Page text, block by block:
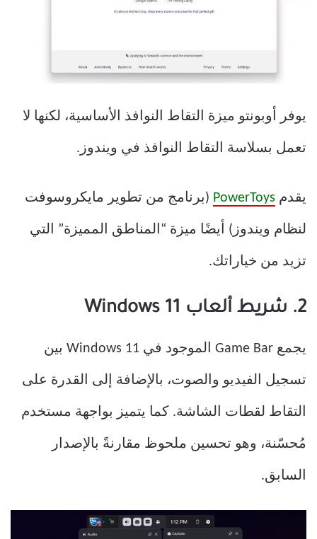
يوفر أوبونتو ميزة التقاط النوافذ الأساسية، لكنها لا
تعمل بسلاسة التقاط النوافذ في ويندوز.
يقدم PowerToys (برنامج من تطوير مايكروسوفت
لنظام ويندوز) أيضًا ميزة “المناطق المميزة” التي
تزيد من خياراتك.
2. شريط ألعاب Windows 11
يجمع Game Bar الموجود في Windows 11 بين
تسجيل الفيديو والصوت، بالإضافة إلى القدرة على
التقاط لقطات الشاشة. كما يتميز بواجهة مستخدم
مُحسّنة، وهو تحسين ملحوظ مقارنةً بالإصدار
السابق.